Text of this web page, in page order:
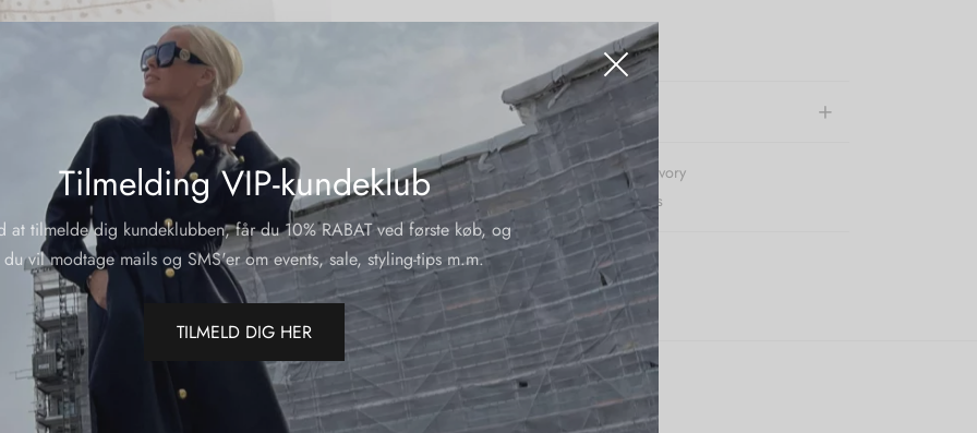
Tilmelding VIP-kundeklub
at tilmelde dig kundeklubben, får du 10% RABAT ved første køb, og
du vil modtage mails og SMS'er om events, sale, styling-tips m.m.
TILMELD DIG HER
Composition 100% linen
Yderligere information
Varenummer (SKU): Linolinenshortsivory
Kategorier: Lino Nye Varer , Shorts
Del